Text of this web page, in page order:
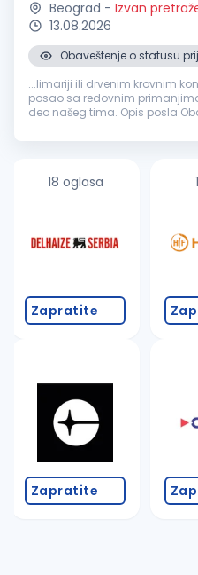
Beograd - Izvan
13.08.2026
Obaveštenje o statusu
...limariji ili drvenim krovnim
posao sa redovnim
deo našeg tima. Opis posla
zameni oluka...
18 oglasa
Zapratite
Zapratite